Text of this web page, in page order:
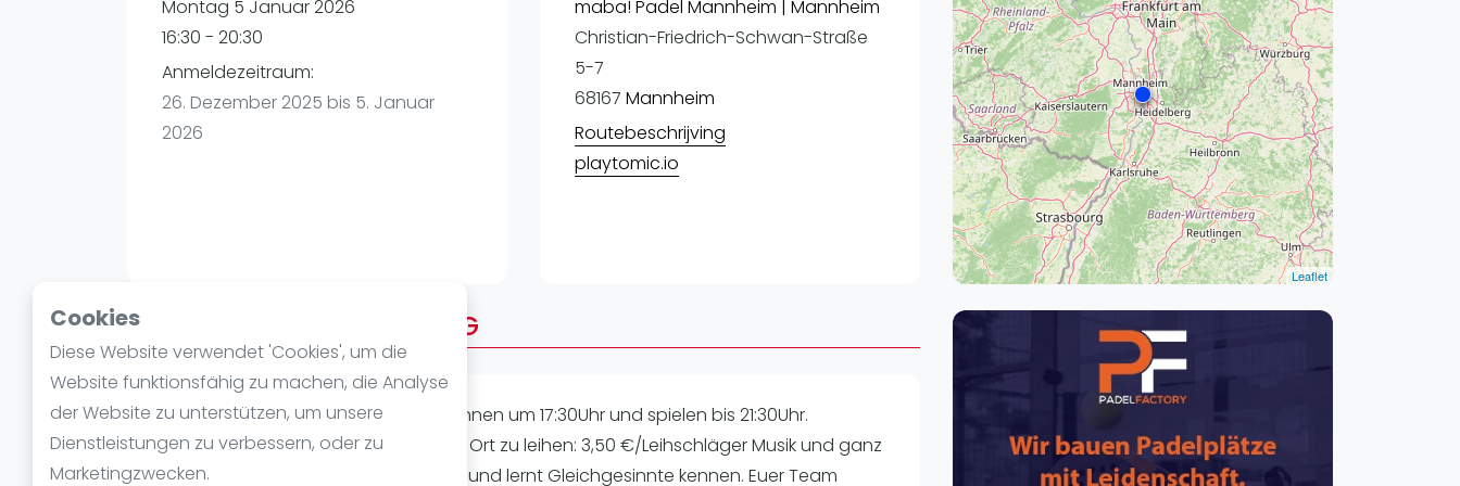
Cookies
Diese Website verwendet 'Cookies', um die
Website funktionsfähig zu machen, die Analyse
der Website zu unterstützen, um unsere
Dienstleistungen zu verbessern, oder zu
Marketingzwecken.
Verschiedenes
Leipzig
Dortmund
Essen
Montag 5 Januar 2026
16:30 - 20:30
Anmeldezeitraum:
26. Dezember 2025 bis 5. Januar
2026
maba! Padel Mannheim | Mannheim
Christian-Friedrich-Schwan-Straße
5-7
68167 Mannheim
Routebeschrijving
playtomic.io
Leaflet
Über AFTERWORK MONTAG
AFTER WORK PADEL (Indoor) Wir beginnen um 17:30Uhr und spielen bis 21:30Uhr.
Spielstärke: Alle Level Ausrüstung vor Ort zu leihen: 3,50 €/Leihschläger Musik und ganz
viel Padelspaß! Meldet Euch jetzt an und lernt Gleichgesinnte kennen. Euer Team